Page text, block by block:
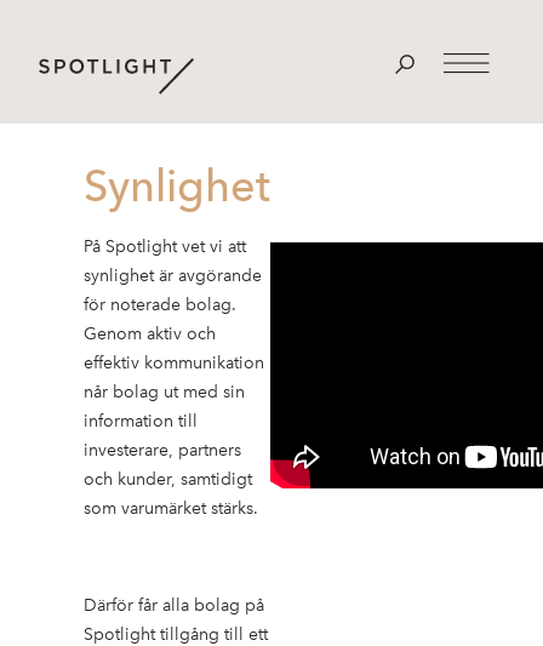
Synlighet
På Spotlight vet vi att
synlighet är avgörande
för noterade bolag.
Genom aktiv och
effektiv kommunikation
når bolag ut med sin
information till
investerare, partners
och kunder, samtidigt
som varumärket stärks.
Därför får alla bolag på
Spotlight tillgång till ett